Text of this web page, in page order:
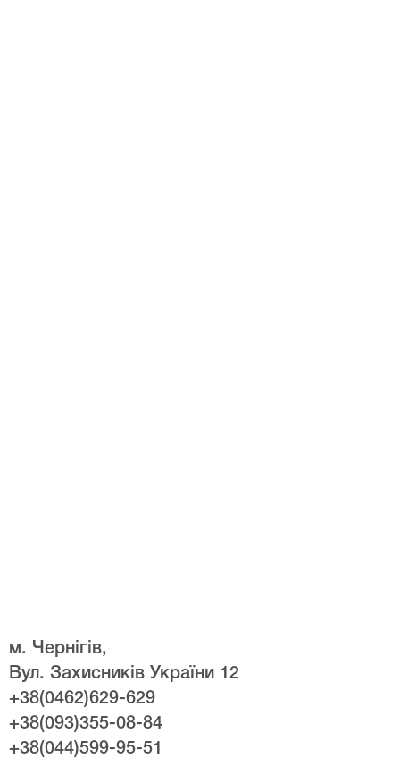
м. Чернігів,
Вул. Захисників України 12
+38(0462)629-629
+38(093)355-08-84
+38(044)599-95-51